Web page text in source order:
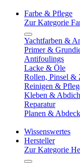
Farbe & Pflege
Zur Kategorie
Yachtfarben &
Primer &
Antifoulings
Lacke & Öle
Rollen, Pinsel &
Reinigen &
Kleben &
Reparatur
Planen &
Wissenswertes
Hersteller
Zur Kategorie